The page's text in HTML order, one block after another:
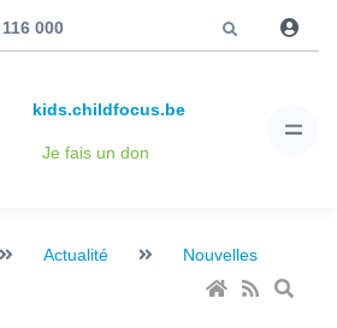
116 000
kids.childfocus.be
Je fais un don
Actualité Nouvelles